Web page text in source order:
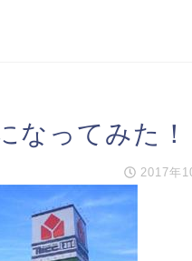
なってみた！
2017年